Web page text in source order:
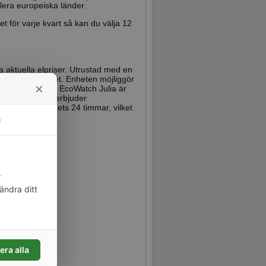
europeiska länder.
för varje kvart så kan du välja 12
aktuella elpriser. Utrustad med en
funktionalitet. Enheten möjliggör
EcoWatch Julia är
och erbjuder
alla dygnets 24 timmar, vilket
×
ditt
alla